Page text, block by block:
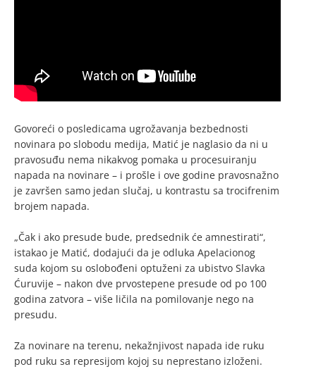
Govoreći o posledicama ugrožavanja bezbednosti
novinara po slobodu medija, Matić je naglasio da ni u
pravosuđu nema nikakvog pomaka u procesuiranju
napada na novinare – i prošle i ove godine pravosnažno
je završen samo jedan slučaj, u kontrastu sa trocifrenim
brojem napada.
„Čak i ako presude bude, predsednik će amnestirati“,
istakao je Matić, dodajući da je odluka Apelacionog
suda kojom su oslobođeni optuženi za ubistvo Slavka
Ćuruvije – nakon dve prvostepene presude od po 100
godina zatvora – više ličila na pomilovanje nego na
presudu.
Za novinare na terenu, nekažnjivost napada ide ruku
pod ruku sa represijom kojoj su neprestano izloženi.